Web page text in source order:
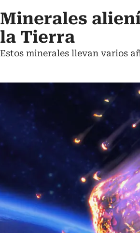
Minerales
la Tierra
Estos minerales llevan varios